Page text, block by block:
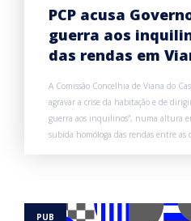
PCP acusa
guerra aos
das rendas em
A Comissão Concelhia de Viana do
agravar a crise da habitação e de
guerra aos inquilinos”, numa altura
subida homóloga das rendas entre